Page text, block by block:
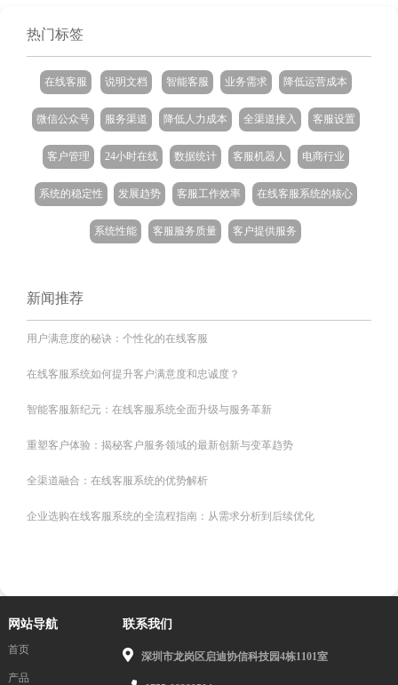
热门标签
在线客服 说明文档 智能客服 业务需求 降低运营成本
微信公众号 服务渠道 降低人力成本 全渠道接入 客服设置
客户管理 24小时在线 数据统计 客服机器人 电商行业
系统的稳定性 发展趋势 客服工作效率 在线客服系统的核心
系统性能 客服服务质量 客户提供服务
新闻推荐
用户满意度的秘诀：个性化的在线客服
在线客服系统如何提升客户满意度和忠诚度？
智能客服新纪元：在线客服系统全面升级与服务革新
重塑客户体验：揭秘客户服务领域的最新创新与变革趋势
全渠道融合：在线客服系统的优势解析
企业选购在线客服系统的全流程指南：从需求分析到后续优化
网站导航
首页
产品
联系我们
深圳市龙岗区启迪协信科技园4栋1101室